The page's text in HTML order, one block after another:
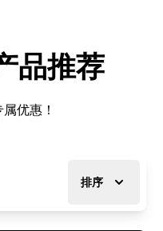
品推荐
优惠！
排序